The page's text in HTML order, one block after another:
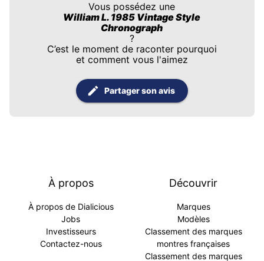
Vous possédez une
William L. 1985 Vintage Style
Chronograph
?
C’est le moment de raconter pourquoi
et comment vous l'aimez
Partager son avis
À propos
À propos de Dialicious
Jobs
Investisseurs
Contactez-nous
Découvrir
Marques
Modèles
Classement des marques
montres françaises
Classement des marques